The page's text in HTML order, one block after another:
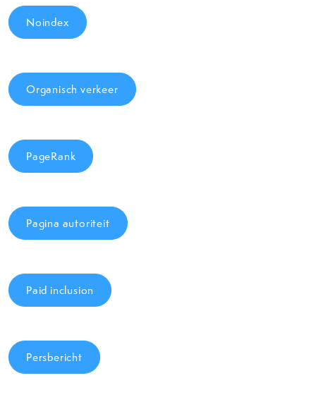
Noindex
Organisch verkeer
PageRank
Pagina autoriteit
Paid inclusion
Persbericht